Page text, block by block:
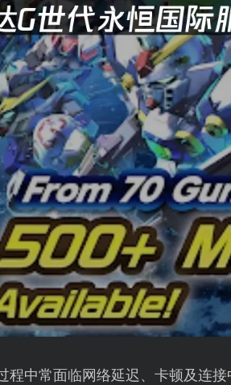
程中常面临网络延迟、卡顿及连